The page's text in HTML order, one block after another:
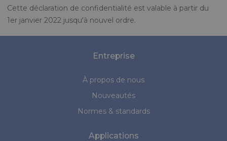
Cette déclaration de confidentialité est valable à partir du
1er janvier 2022 jusqu'à nouvel ordre.
Entreprise
À propos de nous
Nouveautés
Normes & standards
Applications